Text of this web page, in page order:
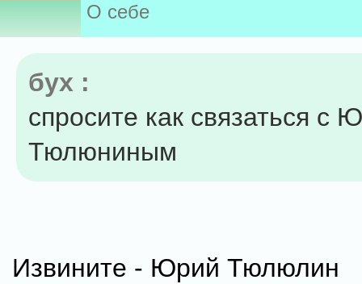
О себе
бух :
спросите как связаться с
Тюлюниным
Извините - Юрий Тюлюлин